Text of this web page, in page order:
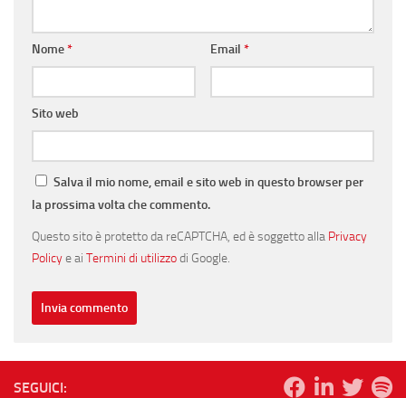
Nome* Email *
Sito web
Salva il mio nome, email e sito web in questo browser per
la prossima volta che commento.
Questo sito è protetto da reCAPTCHA, ed è soggetto alla Privacy
Policye ai Termini di utilizzodi Google.
SEGUICI: